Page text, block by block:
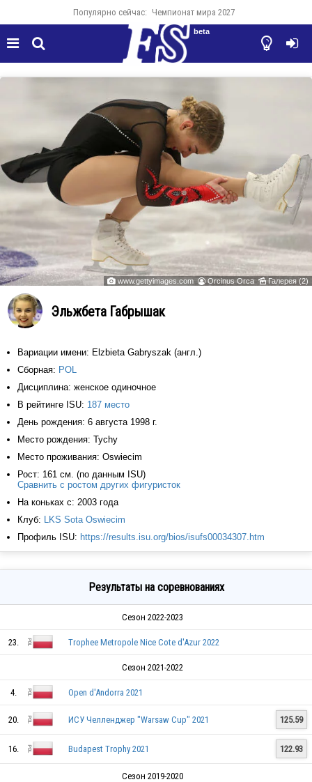
Популярно сейчас: Чемпионат мира 2027
  

beta
 www.gettyimages.com  Orcinus Orca  Галерея (2)
Эльжбета Габрышак
Вариации имени: Elzbieta Gabryszak (англ.)
Сборная: POL
Дисциплина: женское одиночное
В рейтинге ISU: 187 место
День рождения: 6 августа 1998 г.
Место рождения: Tychy
Место проживания: Oswiecim
Рост: 161 см. (по данным ISU)
Сравнить с ростом других фигуристок
На коньках с: 2003 года
Клуб: LKS Sota Oswiecim
Профиль ISU: https://results.isu.org/bios/isufs00034307.htm
Результаты на соревнованиях
Сезон 2022-2023
23. Trophee Metropole Nice Cote d'Azur 2022
Сезон 2021-2022
4. Open d'Andorra 2021
20. ИСУ Челленджер "Warsaw Cup" 2021 125.59
16. Budapest Trophy 2021 122.93
Сезон 2019-2020